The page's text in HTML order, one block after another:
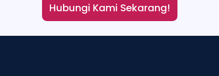
Hubungi Kami Sekarang!